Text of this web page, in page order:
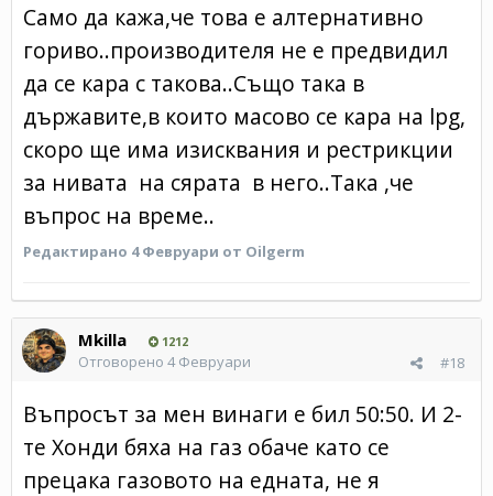
Само да кажa,че това е алтернативно
гориво..производителя не е предвидил
да се кара с такова..Също така в
държавите,в които масово се кара на lpg,
скоро ще има изисквания и рестрикции
за нивата на сярата в него..Така ,че
въпрос на време..
Редактирано 4 Февруари от Oilgerm
Mkilla 1212
#18
Отговорено 4 Февруари
Въпросът за мен винаги е бил 50:50. И 2-
те Хонди бяха на газ обаче като се
прецака газовото на едната, не я